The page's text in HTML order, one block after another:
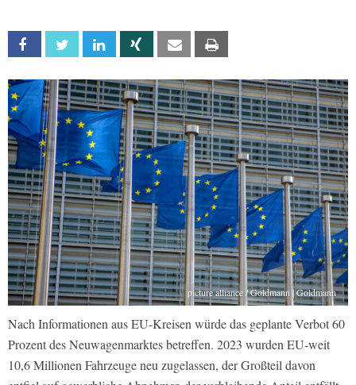
Facebook Twitter Linkedin Xing Email
picture alliance / Goldmann | Goldmann
Nach Informationen aus EU-Kreisen würde das geplante Verbot 60
Prozent des Neuwagenmarktes betreffen. 2023 wurden EU-weit
10,6 Millionen Fahrzeuge neu zugelassen, der Großteil davon